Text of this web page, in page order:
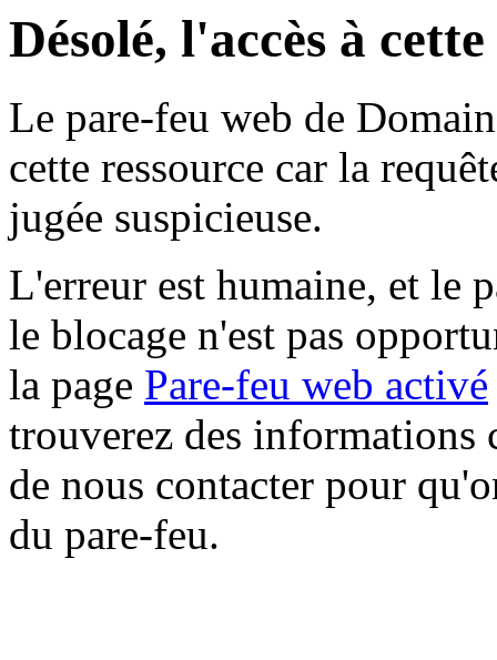
Désolé, l'accès à
Le pare-feu web de
cette ressource car la
jugée suspicieuse.
L'erreur est humaine, et le
le blocage n'est pas
la page Pare-feu web activé
trouverez des informations
de nous contacter pour
du pare-feu.